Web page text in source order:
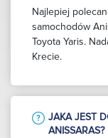
Najlepiej
samochodów
Toyota Yaris.
Krecie.
JAKA JEST
ANISSARAS?